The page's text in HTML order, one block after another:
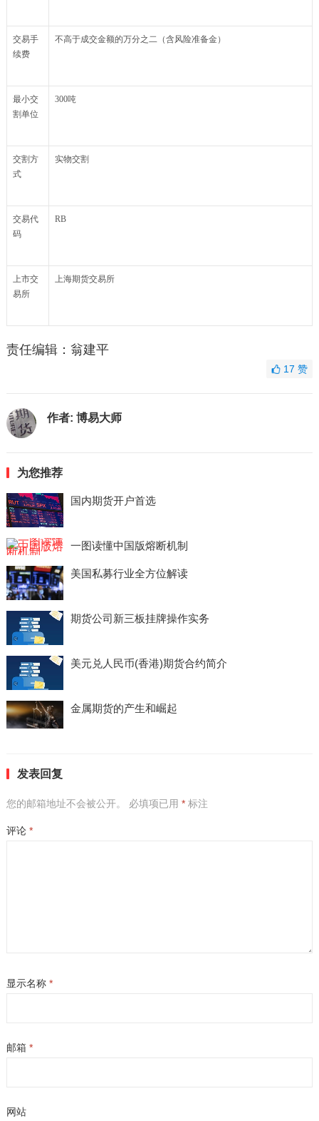
交易手
续费
不高于成交金额的万分之二（含风险准备金）
最小交
割单位
300吨
交割方
式
实物交割
交易代
码
RB
上市交
易所
上海期货交易所
责任编辑：翁建平
17赞
作者: 博易大师
为您推荐
国内期货开户首选
一图读懂中国版熔断机制
美国私募行业全方位解读
期货公司新三板挂牌操作实务
美元兑人民币(香港)期货合约简介
金属期货的产生和崛起
发表回复
您的邮箱地址不会被公开。 必填项已用 *标注
评论 *
显示名称 *
邮箱 *
网站